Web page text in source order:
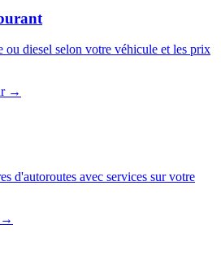
ou diesel selon votre véhicule et les prix
→
d'autoroutes avec services sur votre
→